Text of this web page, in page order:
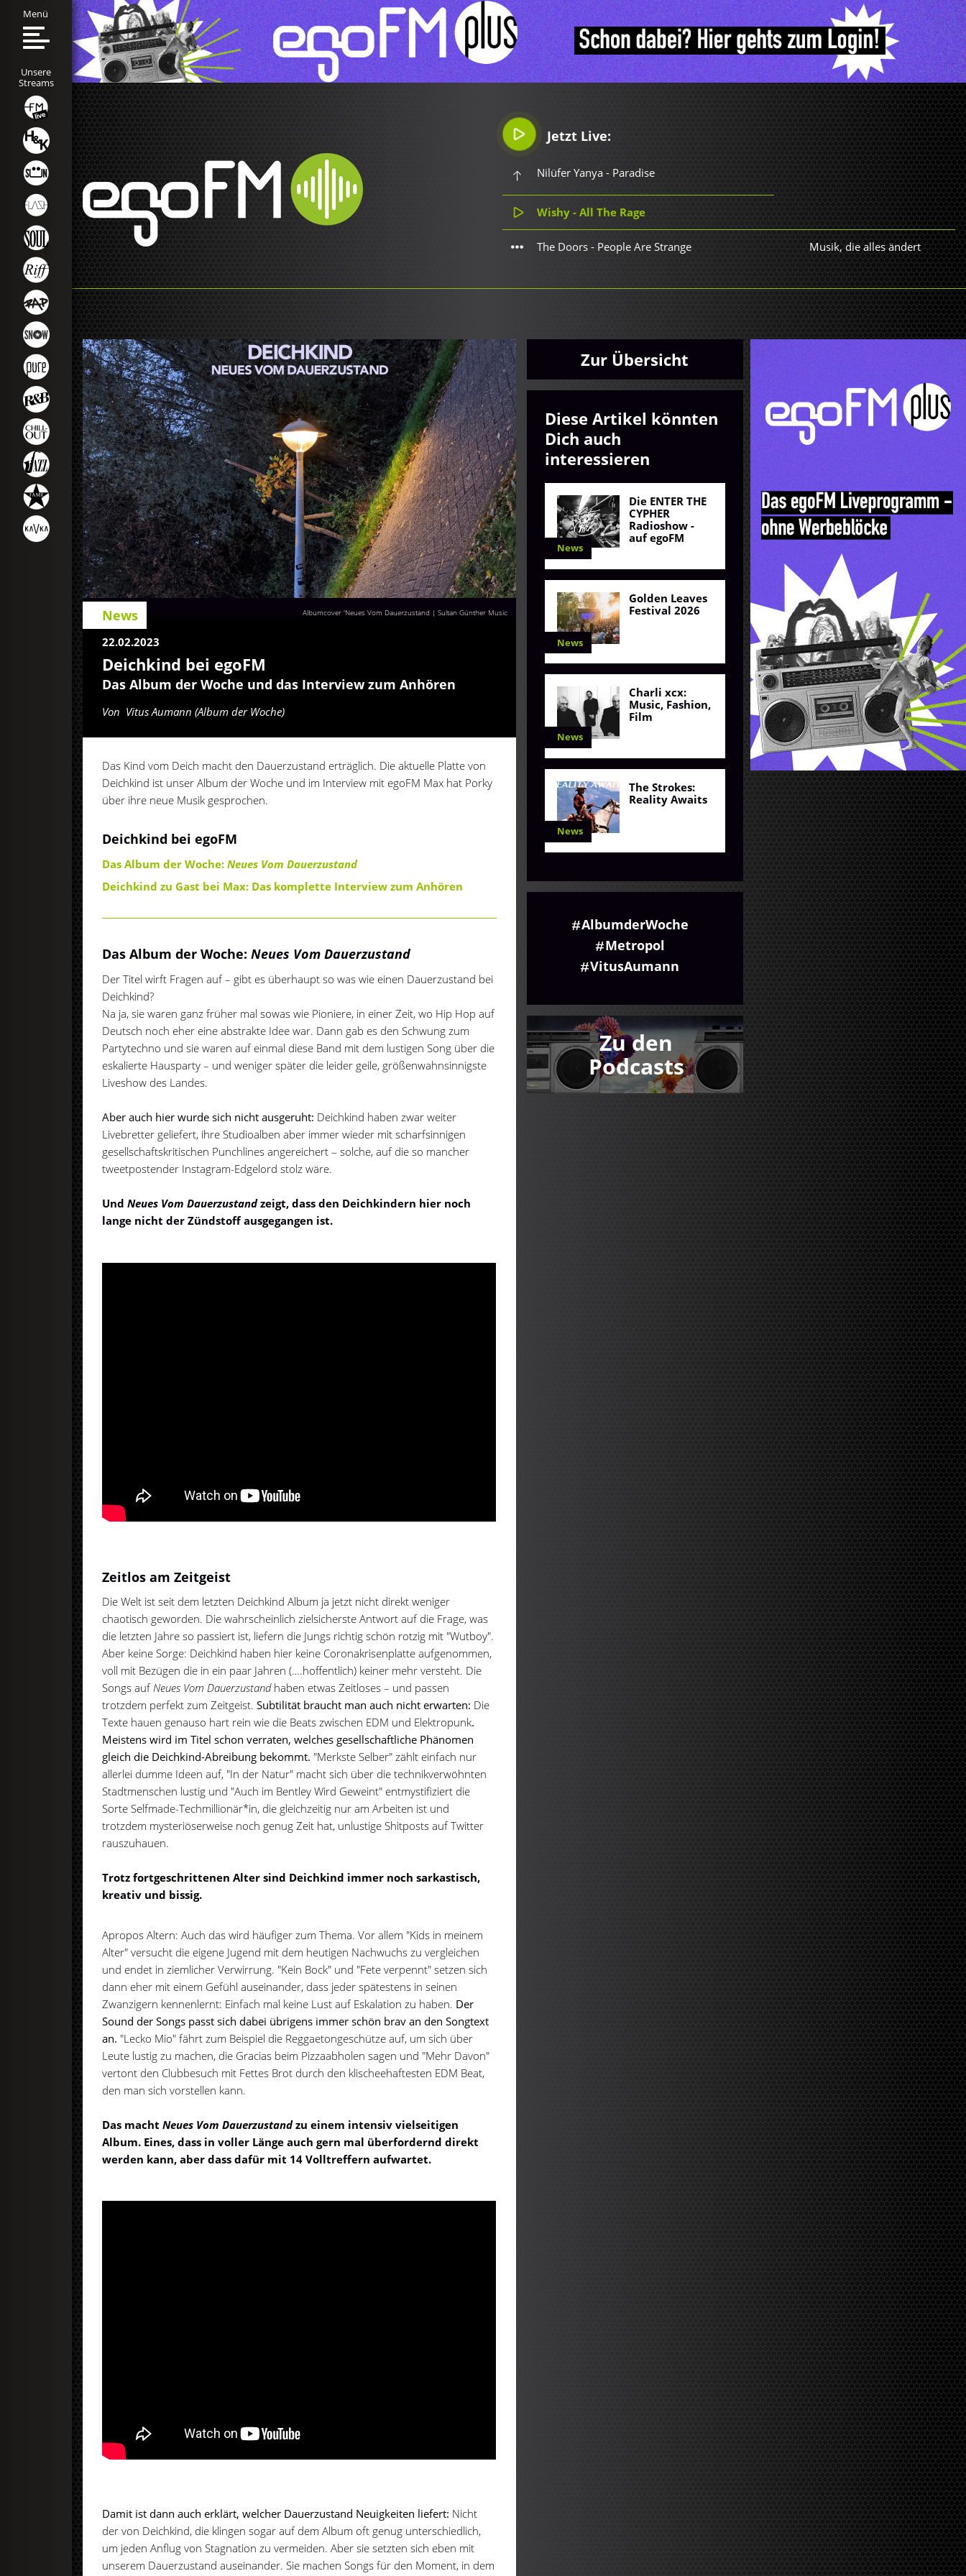
Jetzt Live:
Nilüfer Yanya - Paradise
Wishy - All The Rage
The Doors - People Are Strange Musik, die alles ändert
Menü
Unsere
Streams
Albumcover 'Neues Vom Dauerzustand | Sultan Günther Music
News
22.02.2023
Deichkind bei egoFM
Das Album der Woche und das Interview zum Anhören
Von Vitus Aumann (Album der Woche)
Das Kind vom Deich macht den Dauerzustand erträglich. Die aktuelle Platte von
Deichkind ist unser Album der Woche und im Interview mit egoFM Max hat Porky
über ihre neue Musik gesprochen.
Deichkind bei egoFM
Das Album der Woche:Neues Vom Dauerzustand
Deichkind zu Gast bei Max: Das komplette Interview zum Anhören
Das Album der Woche:Neues Vom Dauerzustand
Der Titel wirft Fragen auf – gibt es überhaupt so was wie einen Dauerzustand bei
Deichkind?
Na ja, sie waren ganz früher mal sowas wie Pioniere, in einer Zeit, wo Hip Hop auf
Deutsch noch eher eine abstrakte Idee war. Dann gab es den Schwung zum
Partytechno und sie waren auf einmal diese Band mit dem lustigen Song über die
eskalierte Hausparty – und weniger später die leider geile, größenwahnsinnigste
Liveshow des Landes.
Aber auch hier wurde sich nicht ausgeruht: Deichkind haben zwar weiter
Livebretter geliefert, ihre Studioalben aber immer wieder mit scharfsinnigen
gesellschaftskritischen Punchlines angereichert – solche, auf die so mancher
tweetpostender Instagram-Edgelord stolz wäre.
UndNeues Vom Dauerzustandzeigt, dass den Deichkindern hier noch
lange nicht der Zündstoff ausgegangen ist.
Zeitlos am Zeitgeist
Die Welt ist seit dem letzten Deichkind Album ja jetzt nicht direkt weniger
chaotisch geworden. Die wahrscheinlich zielsicherste Antwort auf die Frage, was
die letzten Jahre so passiert ist, liefern die Jungs richtig schön rotzig mit "Wutboy".
Aber keine Sorge: Deichkind haben hier keine Coronakrisenplatte aufgenommen,
voll mit Bezügen die in ein paar Jahren (….hoffentlich) keiner mehr versteht. Die
Songs aufNeues Vom Dauerzustandhaben etwas Zeitloses – und passen
trotzdem perfekt zum Zeitgeist.Subtilität braucht man auch nicht erwarten: Die
Texte hauen genauso hart rein wie die Beats zwischen EDM und Elektropunk.
Meistens wird im Titel schon verraten, welches gesellschaftliche Phänomen
gleich die Deichkind-Abreibung bekommt. "Merkste Selber" zählt einfach nur
allerlei dumme Ideen auf, "In der Natur" macht sich über die technikverwöhnten
Stadtmenschen lustig und "Auch im Bentley Wird Geweint" entmystifiziert die
Sorte Selfmade-Techmillionär*in, die gleichzeitig nur am Arbeiten ist und
trotzdem mysteriöserweise noch genug Zeit hat, unlustige Shitposts auf Twitter
rauszuhauen.
Trotz fortgeschrittenen Alter sind Deichkind immer noch sarkastisch,
kreativ und bissig.
Apropos Altern: Auch das wird häufiger zum Thema. Vor allem "Kids in meinem
Alter" versucht die eigene Jugend mit dem heutigen Nachwuchs zu vergleichen
und endet in ziemlicher Verwirrung. "Kein Bock" und "Fete verpennt" setzen sich
dann eher mit einem Gefühl auseinander, dass jeder spätestens in seinen
Zwanzigern kennenlernt: Einfach mal keine Lust auf Eskalation zu haben. Der
Sound der Songs passt sich dabei übrigens immer schön brav an den Songtext
an. "Lecko Mio" fährt zum Beispiel die Reggaetongeschütze auf, um sich über
Leute lustig zu machen, die Gracias beim Pizzaabholen sagen und "Mehr Davon"
vertont den Clubbesuch mit Fettes Brot durch den klischeehaftesten EDM Beat,
den man sich vorstellen kann.
Das machtNeues Vom Dauerzustandzu einem intensiv vielseitigen
Album. Eines, dass in voller Länge auch gern mal überfordernd direkt
werden kann, aber dass dafür mit 14 Volltreffern aufwartet.
Damit ist dann auch erklärt, welcher Dauerzustand Neuigkeiten liefert: Nicht
der von Deichkind, die klingen sogar auf dem Album oft genug unterschiedlich,
um jeden Anflug von Stagnation zu vermeiden. Aber sie setzten sich eben mit
unserem Dauerzustand auseinander. Sie machen Songs für den Moment, in dem
Zur Übersicht
Diese Artikel könnten
Dich auch
interessieren
News
Die ENTER THE
CYPHER
Radioshow -
auf egoFM
News
Golden Leaves
Festival 2026
News
Charli xcx:
Music, Fashion,
Film
News
The Strokes:
Reality Awaits
AlbumderWoche
Metropol
VitusAumann
Zu den
Podcasts